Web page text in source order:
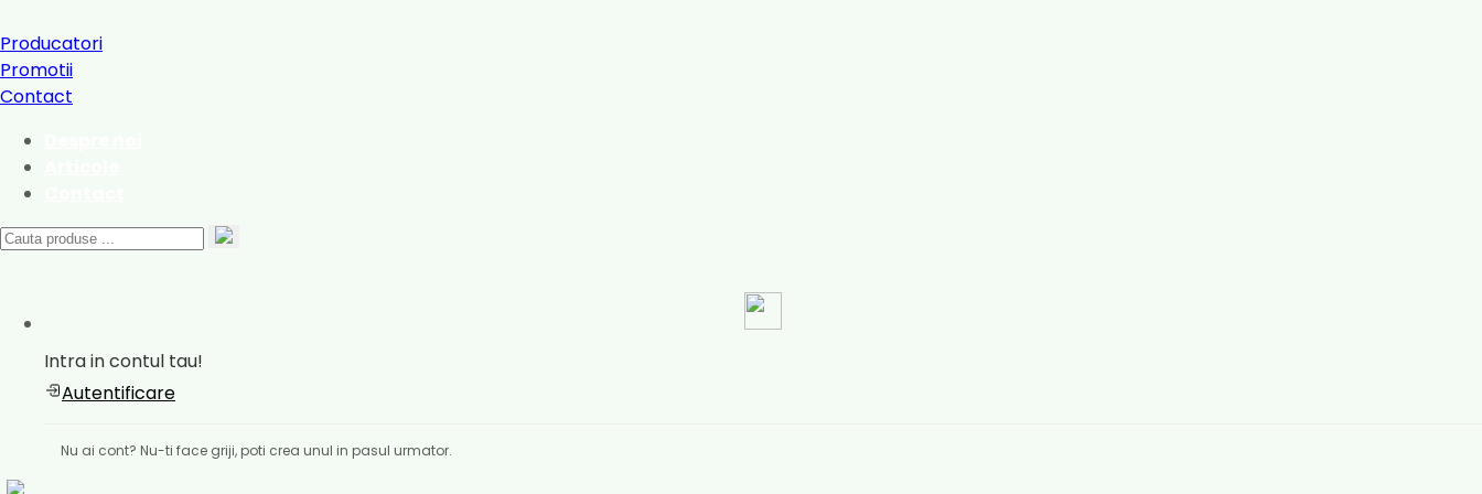
Producatori
Promotii
Contact
Intra in contul tau!
Autentificare
Nu ai cont? Nu-ti face griji, poti crea unul in pasul urmator.